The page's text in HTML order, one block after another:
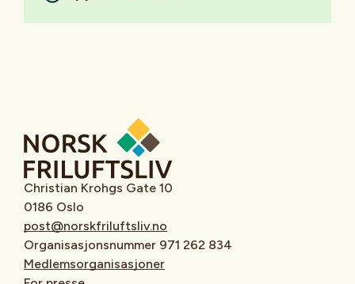
Christian Krohgs Gate 10
0186 Oslo
post@norskfriluftsliv.no
Organisasjonsnummer 971 262 834
Medlemsorganisasjoner